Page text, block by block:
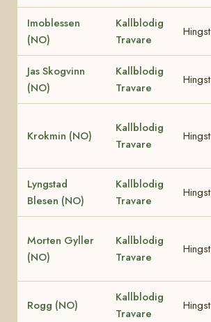
Imoblessen
(NO)
Kallblodig
Travare
Hingst
Jas Skogvinn
(NO)
Kallblodig
Travare
Hingst
Krokmin (NO)
Kallblodig
Travare
Hingst
Lyngstad
Blesen (NO)
Kallblodig
Travare
Hingst
Morten Gyller
(NO)
Kallblodig
Travare
Hingst
Rogg (NO)
Kallblodig
Travare
Hingst